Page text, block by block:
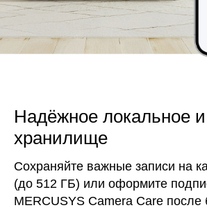
Надёжное локальное
хранилище
Сохраняйте важные записи на
(до 512 ГБ) или оформите
MERCUSYS Camera Care после